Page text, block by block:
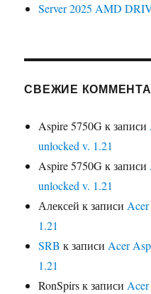
Server 2025 AMD
СВЕЖИЕ
Aspire 5750Gк записи
unlocked v. 1.21
Aspire 5750Gк записи
unlocked v. 1.21
Алексей к записи
1.21
SRB к записиAcer
1.21
RonSpirsк записи